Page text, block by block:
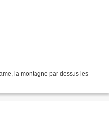
la montagne par dessus les